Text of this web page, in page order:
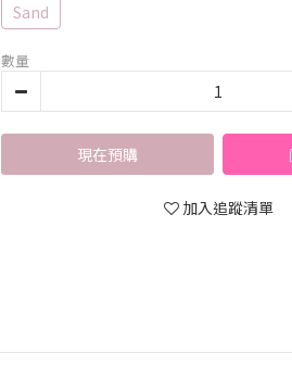
Sand
數量
現在預購
加入追蹤清單